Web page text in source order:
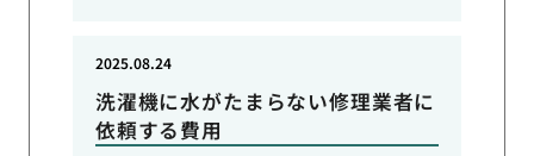
洗濯機に水がたまらない修理業者に
依頼する費用
2025.08.24